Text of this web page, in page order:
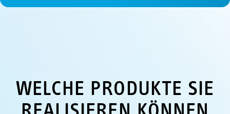
WELCHE PRODUKTE SIE